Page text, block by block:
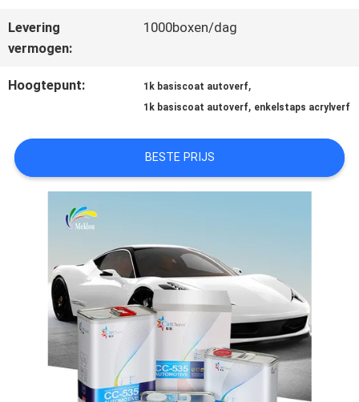
NIEUWS
VRAAG
OFFERTE
AAN
PRIVACYBELEID
Levering
vermogen:
1000boxen/dag
Hoogtepunt: 1k basiscoat autoverf,
1k basiscoat autoverf, enkelstaps acrylverf
BESTE PRIJS